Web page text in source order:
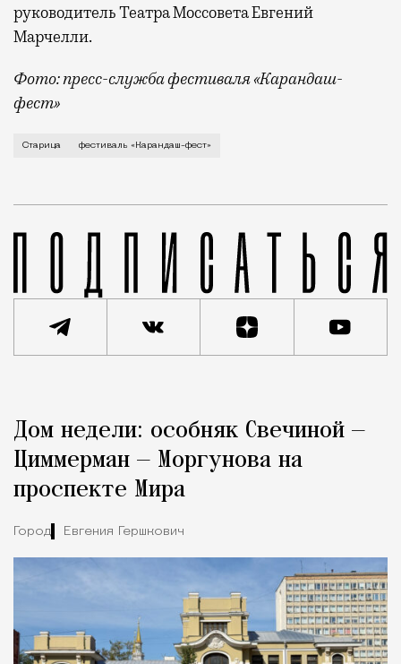
руководитель Театра Моссовета Евгений
Марчелли.
Фото: пресс-служба фестиваля «Карандаш-
фест»
В минувший уикенд маленькая Старица в
Старица фестиваль «Карандаш-фест»
Город
Дом недели: особняк Свечиной —
Циммерман — Моргунова на
проспекте Мира
Город Евгения Гершкович